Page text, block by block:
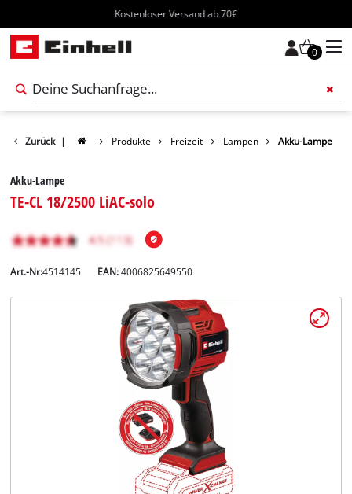
Kostenloser Versand ab 70€
0
Zurück | Produkte Freizeit Lampen Akku-Lampe
Akku-Lampe
TE-CL 18/2500 LiAC-solo
Art.-Nr:4514145 EAN:4006825649550